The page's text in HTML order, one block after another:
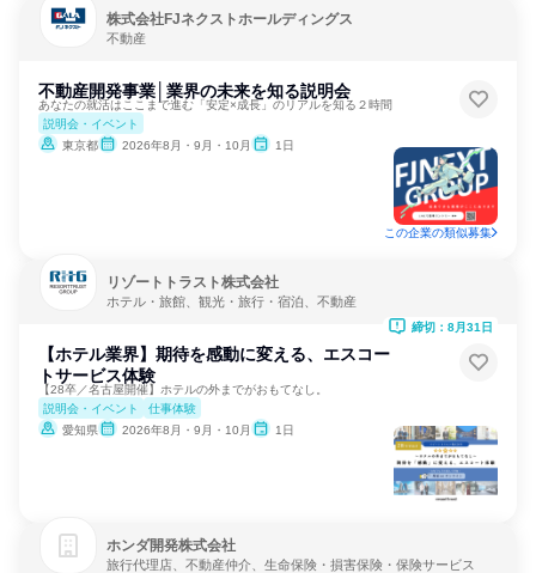
株式会社FJネクストホールディングス
不動産
不動産開発事業│業界の未来を知る説明会
あなたの就活はここまで進む「安定×成長」のリアルを知る２時間
説明会・イベント
東京都
2026年8月・9月・10月 1日
この企業の類似募集
リゾートトラスト株式会社
ホテル・旅館、観光・旅行・宿泊、不動産
【ホテル業界】期待を感動に変える、エスコー
トサービス体験
【28卒／名古屋開催】ホテルの外までがおもてなし。
説明会・イベント
仕事体験
愛知県
2026年8月・9月・10月 1日
締切：8月31日
ホンダ開発株式会社
旅行代理店、不動産仲介、生命保険・損害保険・保険サービス